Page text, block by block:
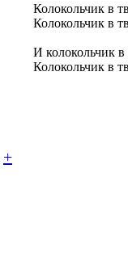
Колокольчик в
Колокольчик в
И колокольчик в
Колокольчик в
+